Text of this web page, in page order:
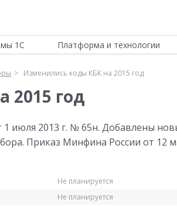
1С Платформа и технологии
Изменились коды КБК на 2015 год
2015 год
июля 2013 г. № 65н. Добавлены
Приказ Минфина России от 12
Не планируется
Не планируется